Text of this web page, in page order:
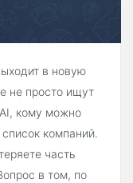
в новую
не просто ищут
кому можно
компаний.
часть
в том, по